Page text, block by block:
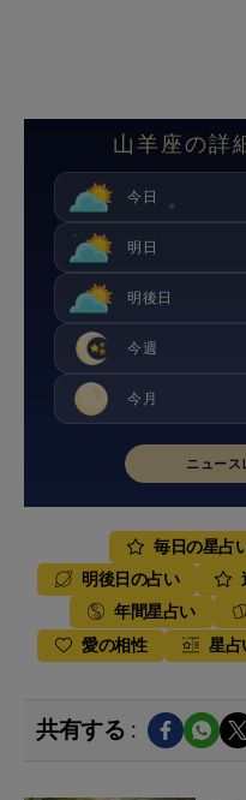
山羊座の詳
今日
明日
明後日
今週
今月
ニュース
毎日の星占
明後日の占い
年間星占い
愛の相性
星
共有する :